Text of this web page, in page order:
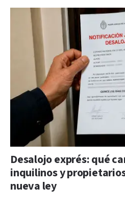
Desalojo exprés: qué
inquilinos y
nueva ley